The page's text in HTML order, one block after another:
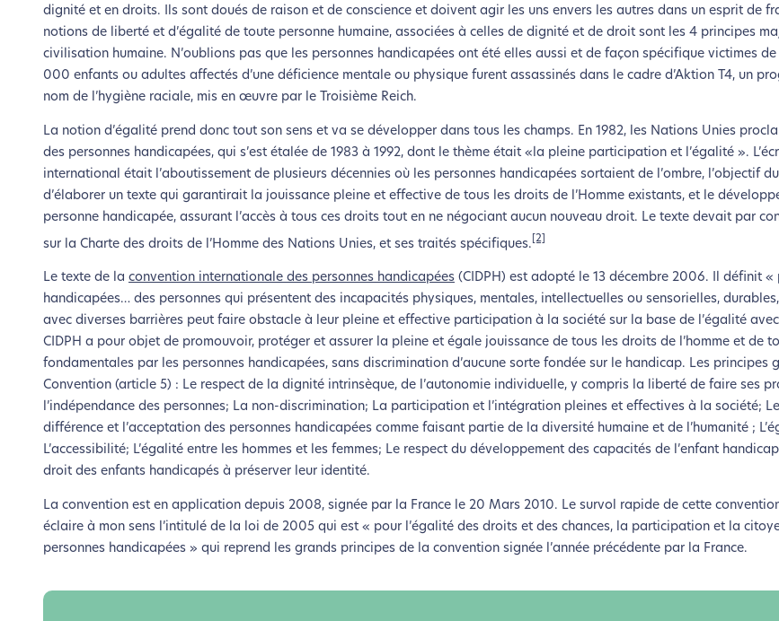
L’écoconception, ça vous concerne
Nous avons développé ce site Internet dans le cadre d’une démarche forte
Si vous aussi vous souhaitez diminuer drastiquement les besoins énergétiques
le parcourir dans son Mode Eco. Celui-ci sollicitera très peu nos serveurs et vous deviendrez
Merci pour votre contribution !
Annuler
dignité et en droits. Ils sont doués de raison et de conscience et doivent agir les uns envers les autres dans un esprit de
notions de liberté et d’égalité de toute personne humaine, associées à celles de dignité et de droit sont les 4 principes
civilisation humaine. N’oublions pas que les personnes handicapées ont été elles aussi et de façon spécifique victimes de
000 enfants ou adultes affectés d’une déficience mentale ou physique furent assassinés dans le cadre d’Aktion T4, un
nom de l’hygiène raciale, mis en œuvre par le Troisième Reich.
La notion d’égalité prend donc tout son sens et va se développer dans tous les champs. En 1982, les Nations Unies
des personnes handicapées, qui s’est étalée de 1983 à 1992, dont le thème était «la pleine participation et l’égalité ».
international était l’aboutissement de plusieurs décennies où les personnes handicapées sortaient de l’ombre, l’objectif
d’élaborer un texte qui garantirait la jouissance pleine et effective de tous les droits de l’Homme existants, et le
personne handicapée, assurant l’accès à tous ces droits tout en ne négociant aucun nouveau droit. Le texte devait par
sur la Charte des droits de l’Homme des Nations Unies, et ses traités spécifiques. [2]
Le texte de la convention internationale des personnes handicapées (CIDPH) est adopté le 13 décembre 2006. Il définit «
handicapées… des personnes qui présentent des incapacités physiques, mentales, intellectuelles ou sensorielles,
avec diverses barrières peut faire obstacle à leur pleine et effective participation à la société sur la base de l’égalité
CIDPH a pour objet de promouvoir, protéger et assurer la pleine et égale jouissance de tous les droits de l’homme et de
fondamentales par les personnes handicapées, sans discrimination d’aucune sorte fondée sur le handicap. Les principes
Convention (article 5) : Le respect de la dignité intrinsèque, de l’autonomie individuelle, y compris la liberté de faire ses
l’indépendance des personnes; La non-discrimination; La participation et l’intégration pleines et effectives à la société;
différence et l’acceptation des personnes handicapées comme faisant partie de la diversité humaine et de l’humanité ;
L’accessibilité; L’égalité entre les hommes et les femmes; Le respect du développement des capacités de l’enfant
droit des enfants handicapés à préserver leur identité.
La convention est en application depuis 2008, signée par la France le 20 Mars 2010. Le survol rapide de cette
éclaire à mon sens l’intitulé de la loi de 2005 qui est « pour l’égalité des droits et des chances, la participation et la
personnes handicapées » qui reprend les grands principes de la convention signée l’année précédente par la France.